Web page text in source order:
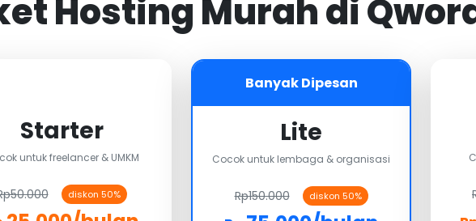
Hosting Murah di
Starter
untuk freelancer & UMKM
diskon 50%
Banyak Dipesan
Lite
Cocok untuk lembaga & organisasi
Rp150.000 diskon 50%